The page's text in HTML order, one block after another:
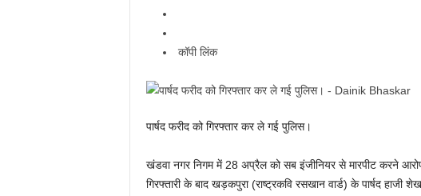
कॉपी लिंक
पार्षद फरीद को गिरफ्तार कर ले गई पुलिस।
खंडवा नगर निगम में 28 अप्रैल को सब इंजीनियर से मारपीट करने
गिरफ्तारी के बाद खड़कपुरा (राष्ट्रकवि रसखान वार्ड) के पार्षद